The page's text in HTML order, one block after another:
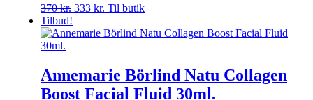
370kr. Den
pris
333 kr. Den
pris
Til butik
Tilbud!
Annemarie Börlind Natu Collagen
Boost Facial Fluid 30ml.